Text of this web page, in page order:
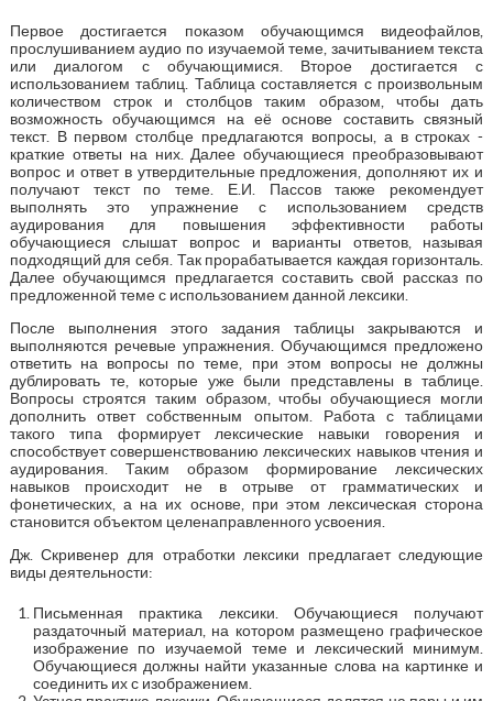
Первое достигается показом обучающимся видеофайлов,
прослушиванием аудио по изучаемой теме, зачитыванием текста
или диалогом с обучающимися. Второе достигается с
использованием таблиц. Таблица составляется с произвольным
количеством строк и столбцов таким образом, чтобы дать
возможность обучающимся на её основе составить связный
текст. В первом столбце предлагаются вопросы, а в строках -
краткие ответы на них. Далее обучающиеся преобразовывают
вопрос и ответ в утвердительные предложения, дополняют их и
получают текст по теме. Е.И. Пассов также рекомендует
выполнять это упражнение с использованием средств
аудирования для повышения эффективности работы
обучающиеся слышат вопрос и варианты ответов, называя
подходящий для себя. Так прорабатывается каждая горизонталь.
Далее обучающимся предлагается составить свой рассказ по
предложенной теме с использованием данной лексики.
После выполнения этого задания таблицы закрываются и
выполняются речевые упражнения. Обучающимся предложено
ответить на вопросы по теме, при этом вопросы не должны
дублировать те, которые уже были представлены в таблице.
Вопросы строятся таким образом, чтобы обучающиеся могли
дополнить ответ собственным опытом. Работа с таблицами
такого типа формирует лексические навыки говорения и
способствует совершенствованию лексических навыков чтения и
аудирования. Таким образом формирование лексических
навыков происходит не в отрыве от грамматических и
фонетических, а на их основе, при этом лексическая сторона
становится объектом целенаправленного усвоения.
Дж. Скривенер для отработки лексики предлагает следующие
виды деятельности:
Письменная практика лексики. Обучающиеся получают
раздаточный материал, на котором размещено графическое
изображение по изучаемой теме и лексический минимум.
Обучающиеся должны найти указанные слова на картинке и
соединить их с изображением.